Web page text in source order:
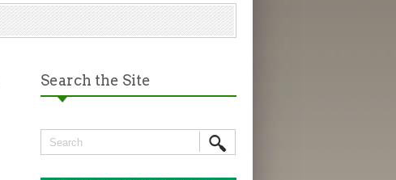
Search the Site